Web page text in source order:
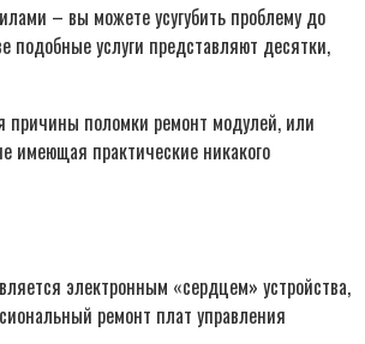
– вы можете усугубить проблему до
услуги представляют десятки,
причины поломки ремонт модулей, или
имеющая практические никакого
электронным «сердцем» устройства,
ремонт плат управления